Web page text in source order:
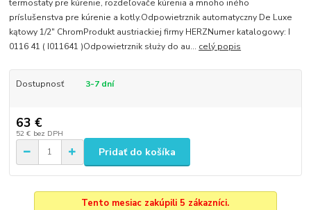
termostaty pre kúrenie, rozdeľovače kúrenia a mnoho iného
príslušenstva pre kúrenie a kotly.Odpowietrznik automatyczny De Luxe
kątowy 1/2" ChromProdukt austriackiej firmy HERZNumer katalogowy: I
0116 41 ( I011641 )Odpowietrznik służy do au... celý popis
Dostupnosť 3-7 dní
63 €
52 € bez DPH
Pridať do košíka
Tento mesiac zakúpili 5 zákazníci.